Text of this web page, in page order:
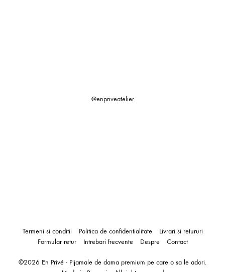
@enpriveatelier
©2026 En Privé - Pijamale de dama premium pe care o sa le adori.
Termeni si conditii Politica de confidentialitate
Livrari si retururi
Formular retur
Intrebari frecvente Despre Contact